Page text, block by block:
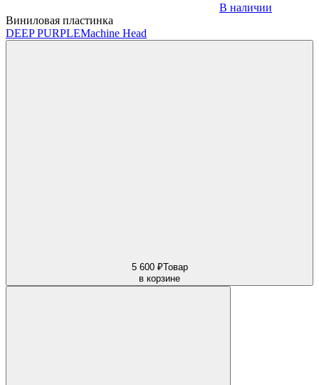
В наличии
Виниловая пластинка
DEEP PURPLEMachine Head
5 600 ₽Товар
в корзине